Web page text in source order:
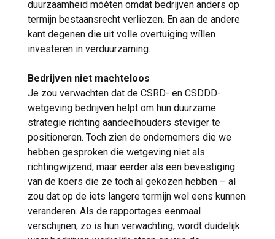
duurzaamheid móéten omdat bedrijven anders op
termijn bestaansrecht verliezen. En aan de andere
kant degenen die uit volle overtuiging wíllen
investeren in verduurzaming.
Bedrijven niet machteloos
Je zou verwachten dat de CSRD- en CSDDD-
wetgeving bedrijven helpt om hun duurzame
strategie richting aandeelhouders steviger te
positioneren. Toch zien de ondernemers die we
hebben gesproken die wetgeving niet als
richtingwijzend, maar eerder als een bevestiging
van de koers die ze toch al gekozen hebben – al
zou dat op de iets langere termijn wel eens kunnen
veranderen. Als de rapportages eenmaal
verschijnen, zo is hun verwachting, wordt duidelijk